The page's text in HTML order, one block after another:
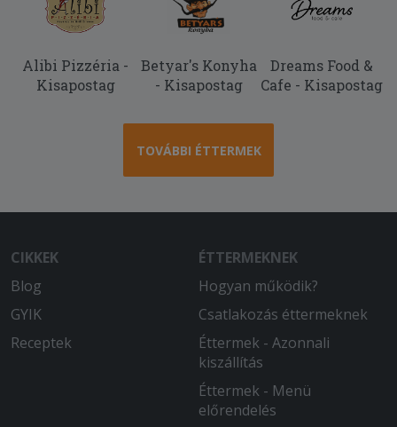
Alibi Pizzéria -
Kisapostag
Betyar's Konyha
- Kisapostag
Dreams Food &
Cafe - Kisapostag
TOVÁBBI ÉTTERMEK
CIKKEK
Blog
GYIK
Receptek
ÉTTERMEKNEK
Hogyan működik?
Csatlakozás éttermeknek
Éttermek - Azonnali
kiszállítás
Éttermek - Menü
előrendelés